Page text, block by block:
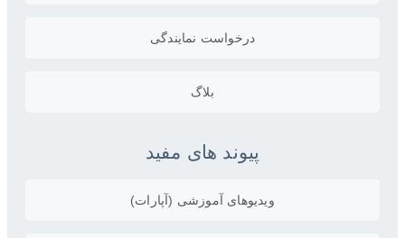
درخواست نمایندگی
بلاگ
پیوند های مفید
ویدیو‌های آموزشی (آپارات)